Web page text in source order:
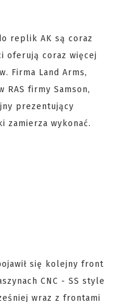
replik AK są coraz
oferują coraz więcej
Firma Land Arms,
firmy Samson,
prezentujący
zamierza wykonać.
się kolejny front
CNC - SS style
wraz z frontami